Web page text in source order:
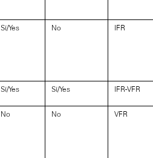
Sí/Yes No IFR
Sí/Yes Sí/Yes IFR-VFR
No No VFR